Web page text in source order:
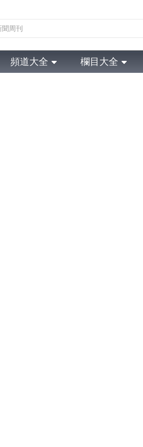
頻道大全 欄目大全